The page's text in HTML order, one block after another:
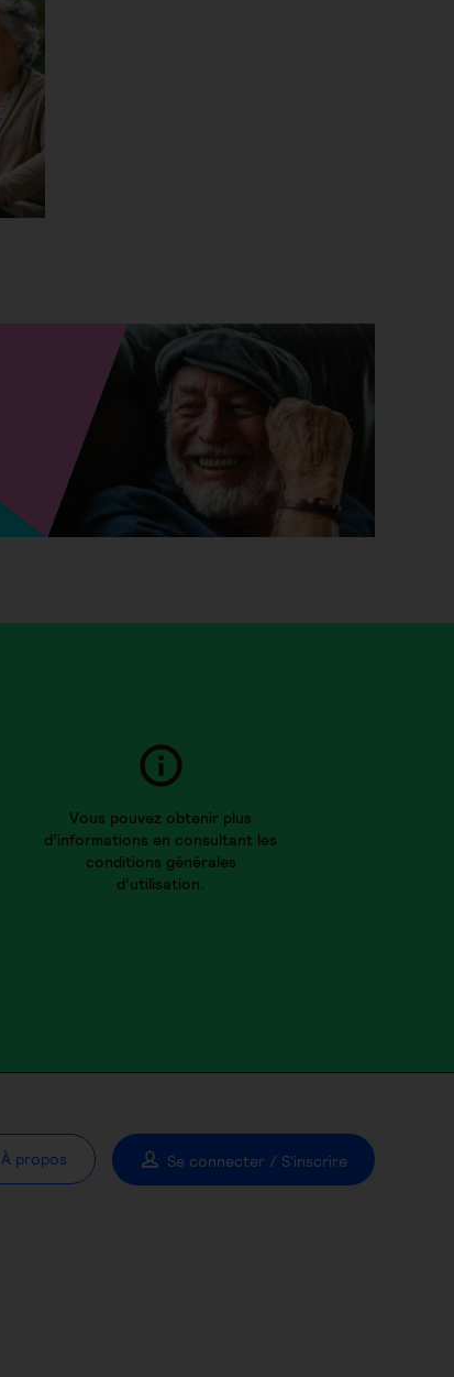
Vous pouvez obtenir plus
d’informations en consultant les
conditions générales
d’utilisation.
À propos Se connecter / S'inscrire